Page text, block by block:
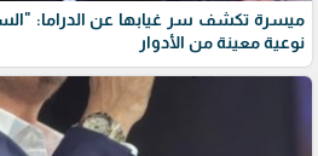
ميسرة تكشف سر غيابها عن الدراما:
نوعية معينة من الأدوار